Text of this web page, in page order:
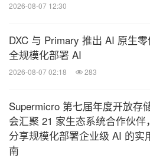
2026-08-07 12:30
DXC 与 Primary 推出 AI 原生
全规模化部署 AI
2026-08-07 02:18 283
Supermicro 第七届年度开放存
会汇聚 21 家生态系统合作伙伴，
分享规模化部署企业级 AI 的实
南